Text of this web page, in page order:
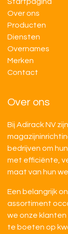
Over ons
Producten
Diensten
Overnames
M​​erken
Contact
Over ons
Bij Adirack NV
bedrijven om
met efficiënte,
maat van hun
Een belangrijk
assortiment
we onze
te boeten op